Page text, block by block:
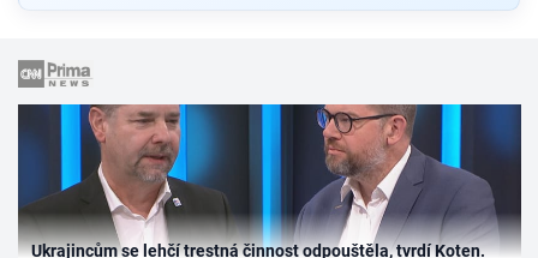
Ukrajincům se lehčí trestná činnost odpouštěla, tvrdí Koten.